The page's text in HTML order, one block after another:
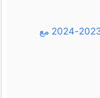
فروض الرياضيات اولى باك علوم و اداب 2023-2024 مع